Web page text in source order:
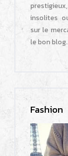
insolites
sur le
le bon blog.
Fashion